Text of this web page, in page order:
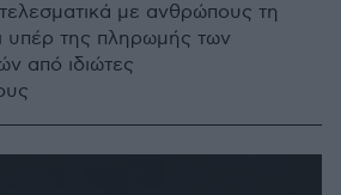
με ανθρώπους τη
υπέρ της πληρωμής των
από ιδιώτες